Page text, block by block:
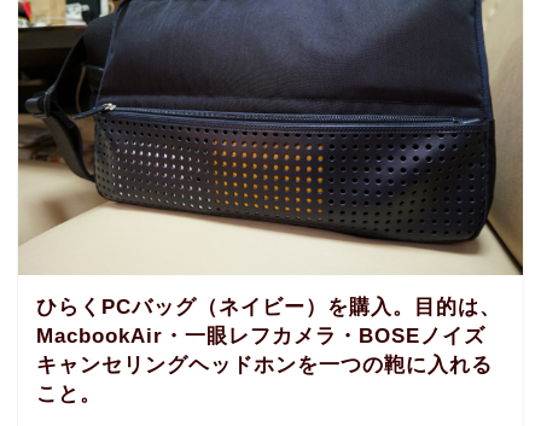
ひらくPCバッグ（ネイビー）を購入。目的は、
MacbookAir・一眼レフカメラ・BOSEノイズ
キャンセリングヘッドホンを一つの鞄に入れる
こと。